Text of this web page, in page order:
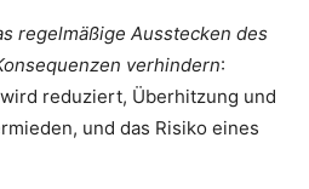
regelmäßige Ausstecken des
verhindern:
reduziert, Überhitzung und
und das Risiko eines